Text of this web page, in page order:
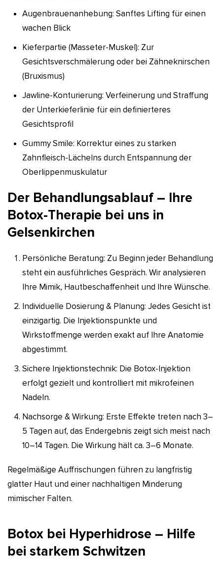
Augenbrauenanhebung: Sanftes Lifting für einen
wachen Blick
Kieferpartie (Masseter-Muskel): Zur
Gesichtsverschmälerung oder bei Zähneknirschen
(Bruxismus)
Jawline-Konturierung: Verfeinerung und Straffung
der Unterkieferlinie für ein definierteres
Gesichtsprofil
Gummy Smile: Korrektur eines zu starken
Zahnfleisch-Lächelns durch Entspannung der
Oberlippenmuskulatur
Der Behandlungsablauf – Ihre
Botox-Therapie bei uns in
Gelsenkirchen
Persönliche Beratung: Zu Beginn jeder Behandlung
steht ein ausführliches Gespräch. Wir analysieren
Ihre Mimik, Hautbeschaffenheit und Ihre Wünsche.
Individuelle Dosierung & Planung: Jedes Gesicht ist
einzigartig. Die Injektionspunkte und
Wirkstoffmenge werden exakt auf Ihre Anatomie
abgestimmt.
Sichere Injektionstechnik: Die Botox-Injektion
erfolgt gezielt und kontrolliert mit mikrofeinen
Nadeln.
Nachsorge & Wirkung: Erste Effekte treten nach 3–
5 Tagen auf, das Endergebnis zeigt sich meist nach
10–14 Tagen. Die Wirkung hält ca. 3–6 Monate.
Regelmäßige Auffrischungen führen zu langfristig
glatter Haut und einer nachhaltigen Minderung
mimischer Falten.
Botox bei Hyperhidrose – Hilfe
bei starkem Schwitzen